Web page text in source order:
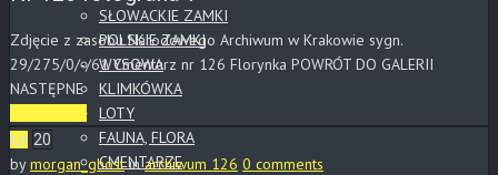
SŁOWACKIE ZAMKI
POLSKIE ZAMKI
WYSOWA
KLIMKÓWKA
LOTY
FAUNA, FLORA
CMENTARZE
Zdjęcie z zasobu Narodowego Archiwum w Krakowie sygn.
29/275/0/-/61 Cmentarz nr 126 Florynka POWRÓT DO GALERII
NASTĘPNE
lut 20
bymorgan_ghost inarchiwum 126 0 comments